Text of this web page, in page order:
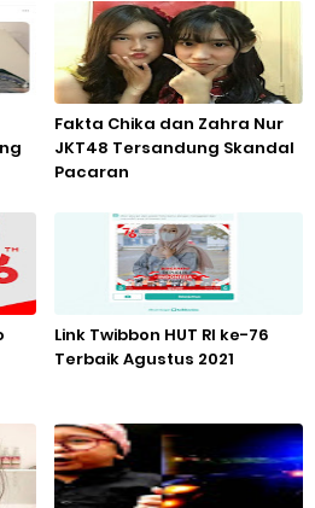
Fakta Chika dan Zahra Nur
JKT48 Tersandung Skandal
Pacaran
Link Twibbon HUT RI ke-76
Terbaik Agustus 2021